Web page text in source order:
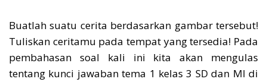
Buatlah suatu cerita berdasarkan gambar tersebut!
Tuliskan ceritamu pada tempat yang tersedia! Pada
pembahasan soal kali ini kita akan mengulas
tentang kunci jawaban tema 1 kelas 3 SD dan MI di